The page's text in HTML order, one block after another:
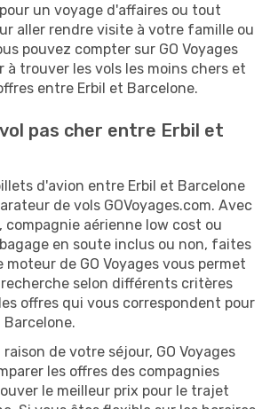
un voyage d'affaires ou tout
aller rendre visite à votre famille ou
pouvez compter sur GO Voyages
à trouver les vols les moins chers et
entre Erbil et Barcelone.
pas cher entre Erbil et
d'avion entre Erbil et Barcelone
de vols GOVoyages.com. Avec
compagnie aérienne low cost ou
en soute inclus ou non, faites
moteur de GO Voyages vous permet
selon différents critères
offres qui vous correspondent pour
de votre séjour, GO Voyages
les offres des compagnies
le meilleur prix pour le trajet